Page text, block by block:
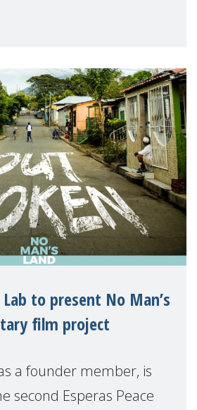
Nicaragua and
Lab to present No Man’s
film project
a founder member, is
second Esperas Peace